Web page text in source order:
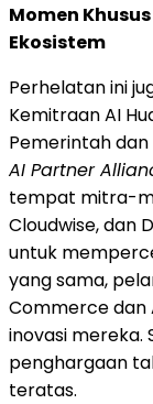
Momen
Ekosistem
Perhelatan ini
Kemitraan AI
Pemerintah
AI Partner
tempat mitra-
Cloudwise, dan
untuk
yang sama,
Commerce
inovasi mereka.
penghargaan
teratas.